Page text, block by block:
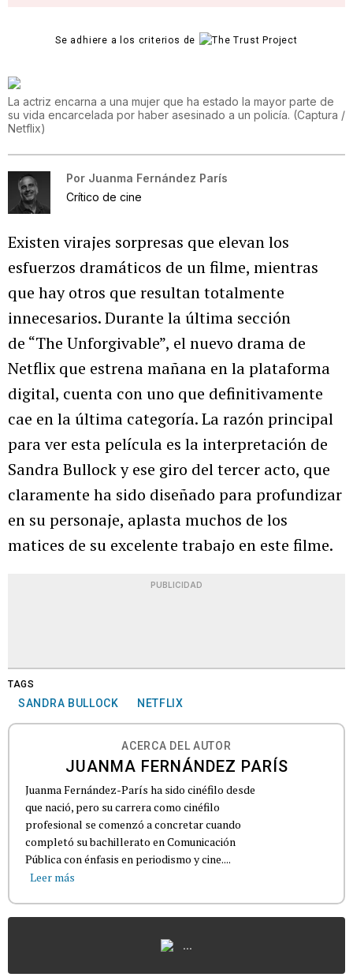
Se adhiere a los criterios de
La actriz encarna a una mujer que ha estado la mayor parte de
su vida encarcelada por haber asesinado a un policía. (Captura /
Netflix)
Por Juanma Fernández París
Crítico de cine
Existen virajes sorpresas que elevan los
esfuerzos dramáticos de un filme, mientras
que hay otros que resultan totalmente
innecesarios. Durante la última sección
de “The Unforgivable”, el nuevo drama de
Netflix que estrena mañana en la plataforma
digital, cuenta con uno que definitivamente
cae en la última categoría. La razón principal
para ver esta película es la interpretación de
Sandra Bullock y ese giro del tercer acto, que
claramente ha sido diseñado para profundizar
en su personaje, aplasta muchos de los
matices de su excelente trabajo en este filme.
PUBLICIDAD
TAGS
SANDRA BULLOCK NETFLIX
ACERCA DEL AUTOR
JUANMA FERNÁNDEZ PARÍS
Juanma Fernández-París ha sido cinéfilo desde
que nació, pero su carrera como cinéfilo
profesional se comenzó a concretar cuando
completó su bachillerato en Comunicación
Pública con énfasis en periodismo y cine....
Leer más
...